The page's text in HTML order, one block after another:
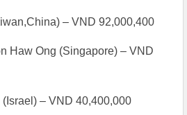
– VND 92,000,400
Haw Ong (Singapore) – VND
– VND 40,400,000